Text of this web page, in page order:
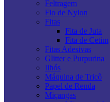
Feltragem
Fio de Nylon
Fitas
Fita de Juta
Fita de Cetim
Fitas Adesivas
Glitter e Purpurina
Ilhós
Máquina de Tricô
Papel de Renda
Miçangas